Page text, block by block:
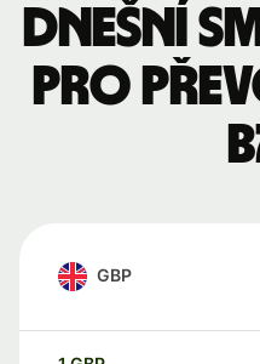
Dnešní
pro
GBP